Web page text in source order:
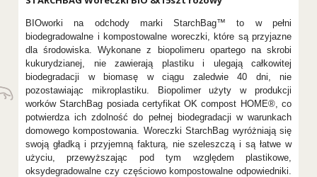
BIOworki na odchody marki StarchBag™ to w pełni
biodegradowalne i kompostowalne woreczki, które są przyjazne
dla środowiska. Wykonane z biopolimeru opartego na skrobi
kukurydzianej, nie zawierają plastiku i ulegają całkowitej
biodegradacji w biomasę w ciągu zaledwie 40 dni, nie
pozostawiając mikroplastiku. Biopolimer użyty w produkcji
worków StarchBag posiada certyfikat OK compost HOME®, co
potwierdza ich zdolność do pełnej biodegradacji w warunkach
domowego kompostowania. Woreczki StarchBag wyróżniają się
swoją gładką i przyjemną fakturą, nie szeleszczą i są łatwe w
użyciu, przewyższając pod tym względem plastikowe,
oksydegradowalne czy częściowo kompostowalne odpowiedniki.